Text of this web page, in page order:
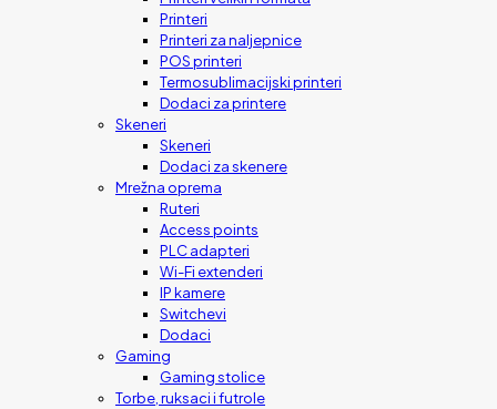
Printeri
Printeri za naljepnice
POS printeri
Termosublimacijski printeri
Dodaci za printere
Skeneri
Skeneri
Dodaci za skenere
Mrežna oprema
Ruteri
Access points
PLC adapteri
Wi-Fi extenderi
IP kamere
Switchevi
Dodaci
Gaming
Gaming stolice
Torbe, ruksaci i futrole